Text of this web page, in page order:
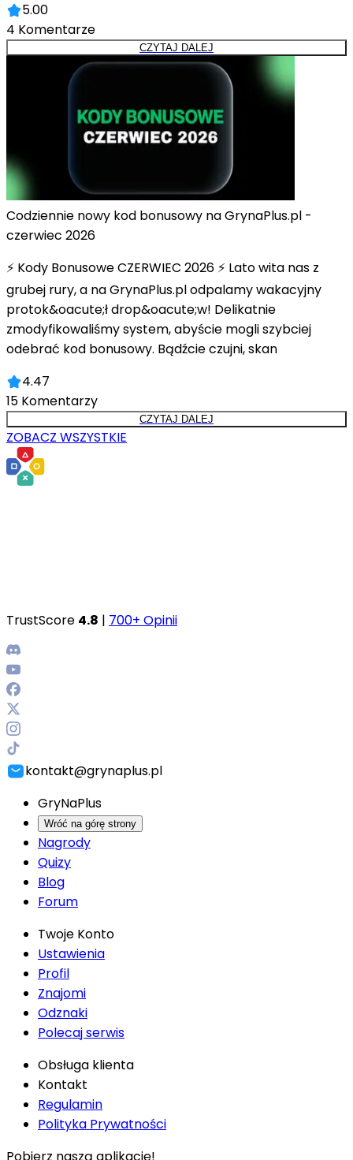
5.00
4 Komentarze
CZYTAJ DALEJ
Codziennie nowy kod bonusowy na GrynaPlus.pl -
czerwiec 2026
⚡ Kody Bonusowe CZERWIEC 2026 ⚡ Lato wita nas z
grubej rury, a na GrynaPlus.pl odpalamy wakacyjny
protok&oacute;ł drop&oacute;w! Delikatnie
zmodyfikowaliśmy system, abyście mogli szybciej
odebrać kod bonusowy. Bądźcie czujni, skan
4.47
15 Komentarzy
CZYTAJ DALEJ
ZOBACZ WSZYSTKIE
TrustScore 4.8 | 700+ Opinii
kontakt@grynaplus.pl
GryNaPlus
Wróć na górę strony
Nagrody
Quizy
Blog
Forum
Twoje Konto
Ustawienia
Profil
Znajomi
Odznaki
Polecaj serwis
Obsługa klienta
Kontakt
Regulamin
Polityka Prywatności